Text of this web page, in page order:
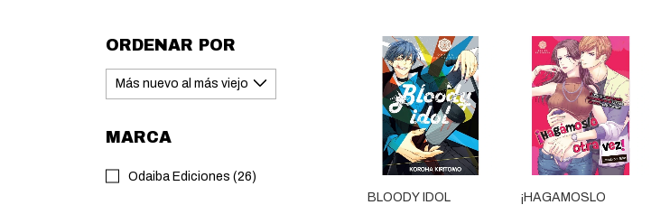
ORDENAR POR
MARCA
Odaiba Ediciones (26)
BLOODY IDOL
¡HAGAMOSLO